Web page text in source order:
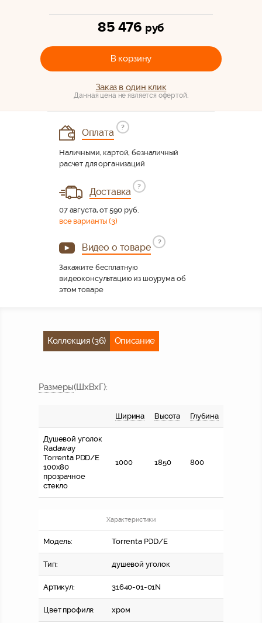
85 476 руб
В корзину
Заказ в один клик
Данная цена не является офертой.
Оплата
?
Наличными, картой, безналичный
расчет для организаций
Доставка
?
07 августа, от 590 руб.
все варианты (3)
Видео о товаре
?
Закажите бесплатную
видеоконсультацию из шоурума об
этом товаре
Коллекция (36) Описание
Размеры(ШхВхГ):
Ширина Высота Глубина
Душевой уголок
Radaway
Torrenta PDD/E
100x80
прозрачное
стекло
1000 1850 800
Характеристики
Модель: Torrenta PDD/E
Тип: душевой уголок
Артикул: 31640-01-01N
Цвет профиля: хром